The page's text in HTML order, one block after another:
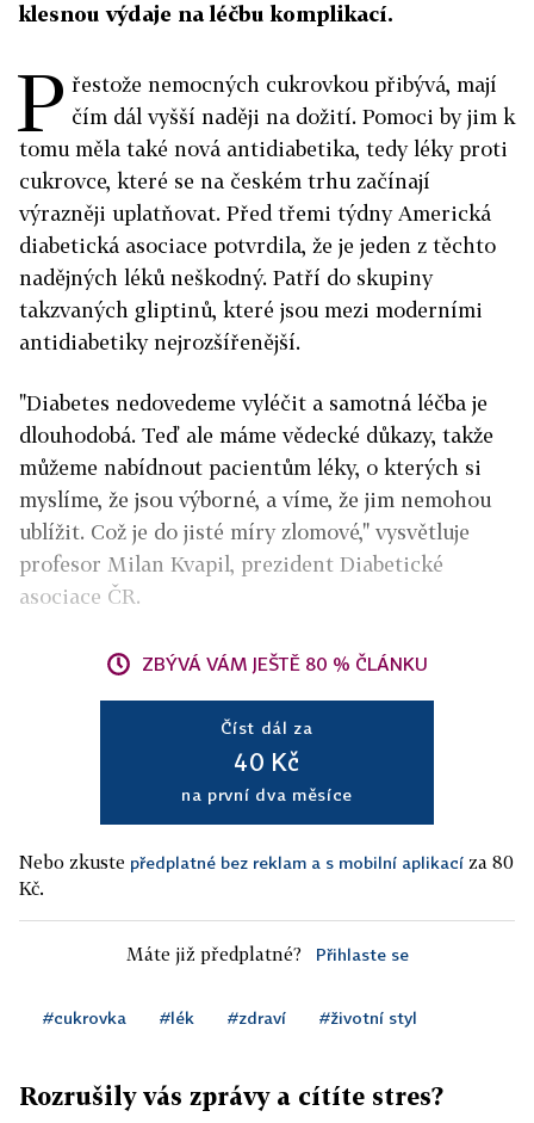
klesnou výdaje na léčbu komplikací.
P řestože nemocných cukrovkou přibývá, mají
čím dál vyšší naději na dožití. Pomoci by jim k
tomu měla také nová antidiabetika, tedy léky proti
cukrovce, které se na českém trhu začínají
výrazněji uplatňovat. Před třemi týdny Americká
diabetická asociace potvrdila, že je jeden z těchto
nadějných léků neškodný. Patří do skupiny
takzvaných gliptinů, které jsou mezi moderními
antidiabetiky nejrozšířenější.
"Diabetes nedovedeme vyléčit a samotná léčba je
dlouhodobá. Teď ale máme vědecké důkazy, takže
můžeme nabídnout pacientům léky, o kterých si
myslíme, že jsou výborné, a víme, že jim nemohou
ublížit. Což je do jisté míry zlomové," vysvětluje
profesor Milan Kvapil, prezident Diabetické
asociace ČR.
ZBÝVÁ VÁM JEŠTĚ 80 % ČLÁNKU
Číst dál za
40 Kč
na první dva měsíce
Nebo zkuste předplatné bez reklam a s mobilní aplikací za 80
Kč.
Máte již předplatné? Přihlaste se
#cukrovka #lék #zdraví #životní styl
Rozrušily vás zprávy a cítíte stres?